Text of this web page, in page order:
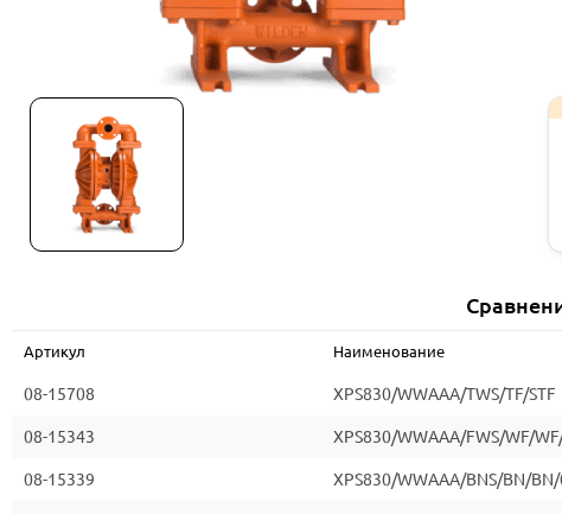
Артикул Наименование
08-15708 XPS830/WWAAA/TWS/TF/STF
08-15343 XPS830/WWAAA/FWS/WF/
08-15339 XPS830/WWAAA/BNS/BN/